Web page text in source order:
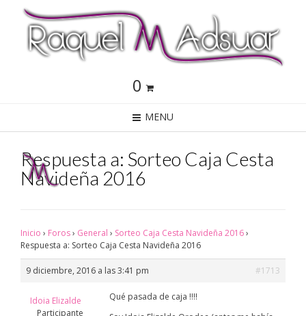
0
MENU
Respuesta a: Sorteo Caja Cesta
Navideña 2016
Inicio › Foros› General › Sorteo Caja Cesta Navideña 2016›
Respuesta a: Sorteo Caja Cesta Navideña 2016
9 diciembre, 2016 a las 3:41 pm #1713
Idoia Elizalde
Participante
Qué pasada de caja !!!!